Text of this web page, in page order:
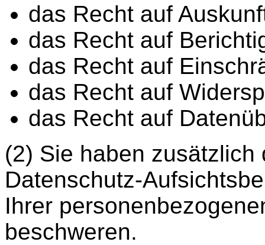
das Recht auf
das Recht auf
das Recht auf
das Recht auf
das Recht auf
(2) Sie haben
Datenschutz-
Ihrer
beschweren.